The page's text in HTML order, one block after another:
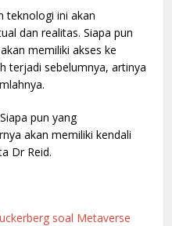
teknologi ini akan
dan realitas. Siapa pun
memiliki akses ke
terjadi sebelumnya, artinya
pun yang
akan memiliki kendali
Dr Reid.
soal Metaverse